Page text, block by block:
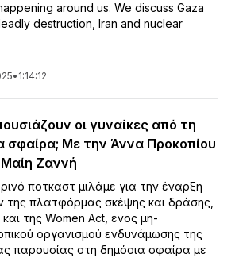
around us. We discuss Gaza
destruction, Iran and nuclear
• 1:14:12
οι γυναίκες από τη
σφαίρα; Με την Άννα Προκοπίου
Μαίη Ζαννή
ποτκαστ μιλάμε για την έναρξη
της πλατφόρμας σκέψης και δράσης,
και της Women Act, ενος μη-
οργανισμού ενδυνάμωσης της
παρουσίας στη δημόσια σφαίρα με